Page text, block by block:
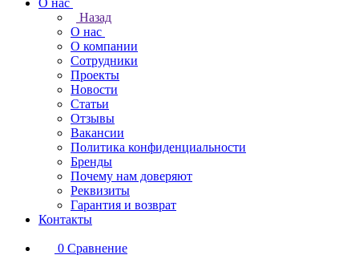
О нас
Назад
О нас
О компании
Сотрудники
Проекты
Новости
Статьи
Отзывы
Вакансии
Политика конфиденциальности
Бренды
Почему нам доверяют
Реквизиты
Гарантия и возврат
Контакты
0 Сравнение